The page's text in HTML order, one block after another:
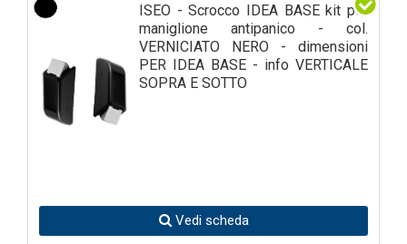
ISEO - Scrocco IDEA BASE kit per
maniglione antipanico - col.
VERNICIATO NERO - dimensioni
PER IDEA BASE - info VERTICALE
SOPRA E SOTTO
Vedi scheda